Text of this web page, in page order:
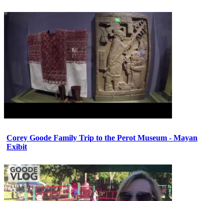
Corey Goode Family Trip to the Perot Museum - Mayan
Exibit